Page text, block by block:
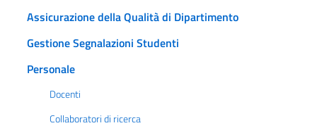
Assicurazione della Qualità di Dipartimento
Gestione Segnalazioni Studenti
Personale
Docenti
Collaboratori di ricerca